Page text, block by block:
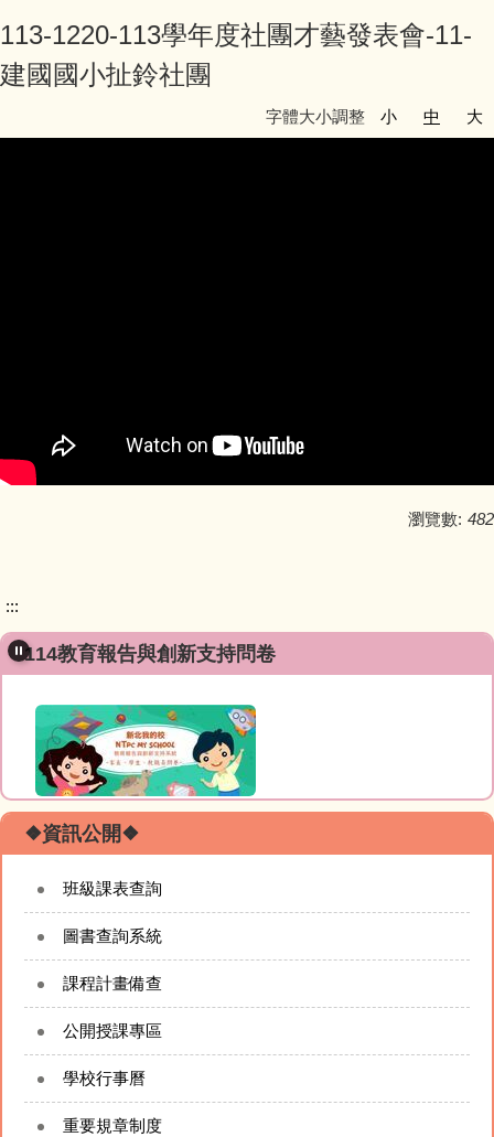
113-1220-113學年度社團才藝發表會-11-
建國國小扯鈴社團
字體大小調整 小 中 大
瀏覽數: 482
:::
114教育報告與創新支持問卷
❖資訊公開❖
班級課表查詢
圖書查詢系統
課程計畫備查
公開授課專區
學校行事曆
重要規章制度